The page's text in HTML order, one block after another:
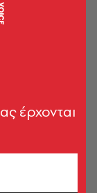
Τεχνών
2025
έρχονται